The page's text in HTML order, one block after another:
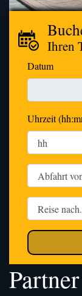
Ihren
Datum
Uhrzeit
Partner